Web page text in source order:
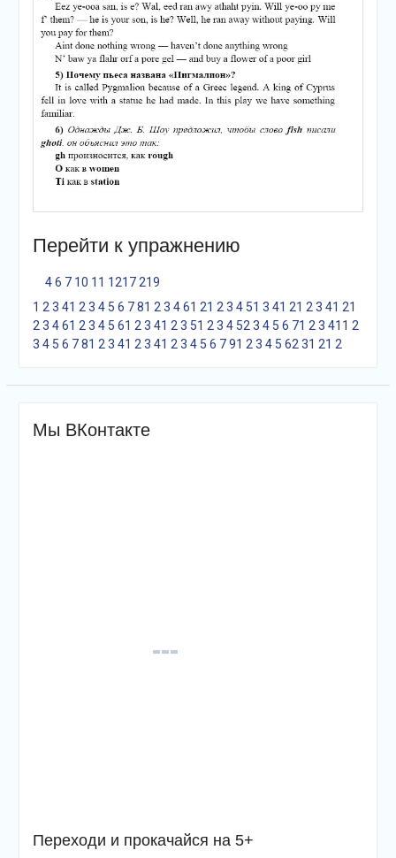
Перейти к упражнению
4 6 7 10 11 1217 219
1 2 3 41 2 3 4 5 6 7 81 2 3 4 61 21 2 3 4 51 3 41 21 2 3 41 21
2 3 4 61 2 3 4 5 61 2 3 41 2 3 51 2 3 4 52 3 4 5 6 71 2 3 41 1 2
3 4 5 6 7 81 2 3 41 2 3 41 2 3 4 5 6 7 91 2 3 4 5 62 31 21 2
Мы ВКонтакте
Переходи и прокачайся на 5+